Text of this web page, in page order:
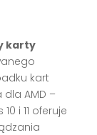
karty
kart
dla AMD –
i 11 oferuje